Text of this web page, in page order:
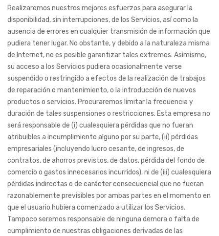
Realizaremos nuestros mejores esfuerzos para asegurar la
disponibilidad, sin interrupciones, de los Servicios, así como la
ausencia de errores en cualquier transmisión de información que
pudiera tener lugar. No obstante, y debido a la naturaleza misma
de Internet, no es posible garantizar tales extremos. Asimismo,
su acceso a los Servicios pudiera ocasionalmente verse
suspendido o restringido a efectos de la realización de trabajos
de reparación o mantenimiento, o la introducción de nuevos
productos o servicios. Procuraremos limitar la frecuencia y
duración de tales suspensiones o restricciones. Esta empresa no
será responsable de (i) cualesquiera pérdidas que no fueran
atribuibles a incumplimiento alguno por su parte, (ii) pérdidas
empresariales (incluyendo lucro cesante, de ingresos, de
contratos, de ahorros previstos, de datos, pérdida del fondo de
comercio o gastos innecesarios incurridos), ni de (iii) cualesquiera
pérdidas indirectas o de carácter consecuencial que no fueran
razonablemente previsibles por ambas partes en el momento en
que el usuario hubiera comenzado a utilizar los Servicios.
Tampoco seremos responsable de ninguna demora o falta de
cumplimiento de nuestras obligaciones derivadas de las